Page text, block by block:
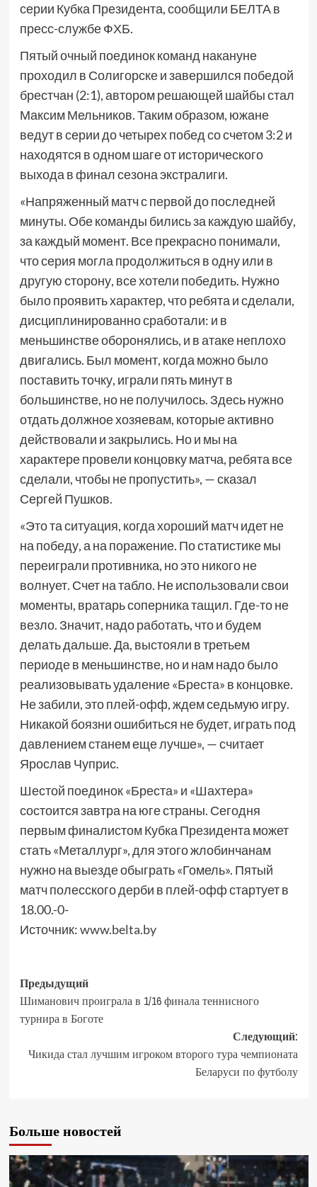
серии Кубка Президента, сообщили БЕЛТА в
пресс-службе ФХБ.
Пятый очный поединок команд накануне
проходил в Солигорске и завершился победой
брестчан (2:1), автором решающей шайбы стал
Максим Мельников. Таким образом, южане
ведут в серии до четырех побед со счетом 3:2 и
находятся в одном шаге от исторического
выхода в финал сезона экстралиги.
«Напряженный матч с первой до последней
минуты. Обе команды бились за каждую шайбу,
за каждый момент. Все прекрасно понимали,
что серия могла продолжиться в одну или в
другую сторону, все хотели победить. Нужно
было проявить характер, что ребята и сделали,
дисциплинированно сработали: и в
меньшинстве оборонялись, и в атаке неплохо
двигались. Был момент, когда можно было
поставить точку, играли пять минут в
большинстве, но не получилось. Здесь нужно
отдать должное хозяевам, которые активно
действовали и закрылись. Но и мы на
характере провели концовку матча, ребята все
сделали, чтобы не пропустить», — сказал
Сергей Пушков.
«Это та ситуация, когда хороший матч идет не
на победу, а на поражение. По статистике мы
переиграли противника, но это никого не
волнует. Счет на табло. Не использовали свои
моменты, вратарь соперника тащил. Где-то не
везло. Значит, надо работать, что и будем
делать дальше. Да, выстояли в третьем
периоде в меньшинстве, но и нам надо было
реализовывать удаление «Бреста» в концовке.
Не забили, это плей-офф, ждем седьмую игру.
Никакой боязни ошибиться не будет, играть под
давлением станем еще лучше», — считает
Ярослав Чуприс.
Шестой поединок «Бреста» и «Шахтера»
состоится завтра на юге страны. Сегодня
первым финалистом Кубка Президента может
стать «Металлург», для этого жлобинчанам
нужно на выезде обыграть «Гомель». Пятый
матч полесского дерби в плей-офф стартует в
18.00.-0-
Источник:www.belta.by
Предыдущий
Шиманович проиграла в 1/16 финала теннисного
турнира в Боготе
Следующий:
Чикида стал лучшим игроком второго тура чемпионата
Беларуси по футболу
Больше новостей